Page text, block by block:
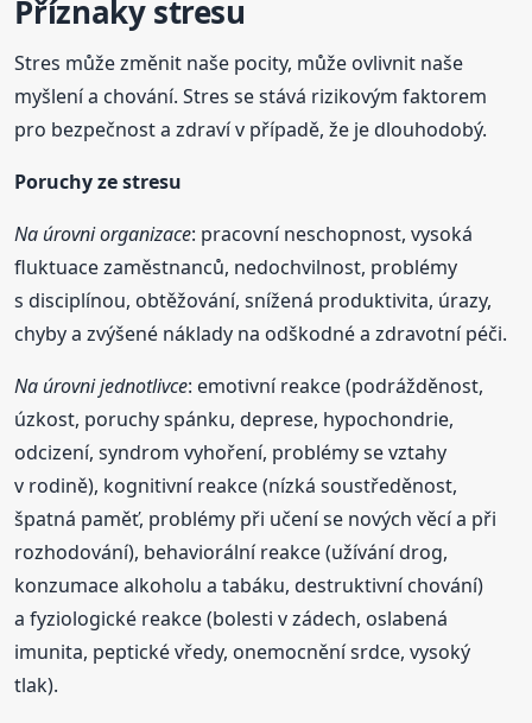
Příznaky stresu
Stres může změnit naše pocity, může ovlivnit naše
myšlení a chování. Stres se stává rizikovým faktorem
pro bezpečnost a zdraví v případě, že je dlouhodobý.
Poruchy ze stresu
Na úrovni organizace: pracovní neschopnost, vysoká
fluktuace zaměstnanců, nedochvilnost, problémy
s disciplínou, obtěžování, snížená produktivita, úrazy,
chyby a zvýšené náklady na odškodné a zdravotní péči.
Na úrovni jednotlivce: emotivní reakce (podrážděnost,
úzkost, poruchy spánku, deprese, hypochondrie,
odcizení, syndrom vyhoření, problémy se vztahy
v rodině), kognitivní reakce (nízká soustředěnost,
špatná paměť, problémy při učení se nových věcí a při
rozhodování), behaviorální reakce (užívání drog,
konzumace alkoholu a tabáku, destruktivní chování)
a fyziologické reakce (bolesti v zádech, oslabená
imunita, peptické vředy, onemocnění srdce, vysoký
tlak).